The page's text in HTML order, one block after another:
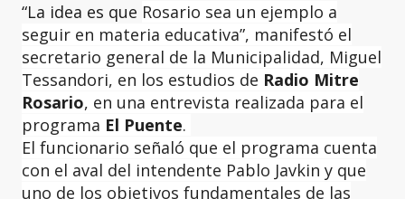
“La idea es que Rosario sea un ejemplo a
seguir en materia educativa”, manifestó el
secretario general de la Municipalidad, Miguel
Tessandori, en los estudios de Radio Mitre
Rosario, en una entrevista realizada para el
programa El Puente.
El funcionario señaló que el programa cuenta
con el aval del intendente Pablo Javkin y que
uno de los objetivos fundamentales de las